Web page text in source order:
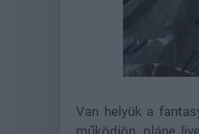
Unmute
Van helyük a
működjön, pláne